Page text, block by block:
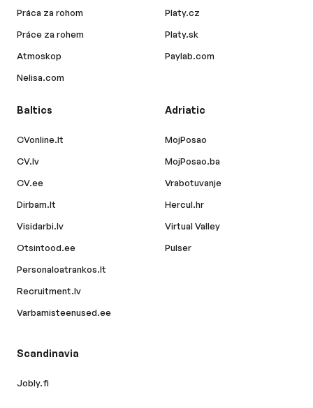
Práca za rohom
Práce za rohem
Atmoskop
Nelisa.com
Platy.cz
Platy.sk
Paylab.com
Baltics
CVonline.lt
CV.lv
CV.ee
Dirbam.lt
Visidarbi.lv
Otsintood.ee
Personaloatrankos.lt
Recruitment.lv
Varbamisteenused.ee
Adriatic
MojPosao
MojPosao.ba
Vrabotuvanje
Hercul.hr
Virtual Valley
Pulser
Scandinavia
Jobly.fi